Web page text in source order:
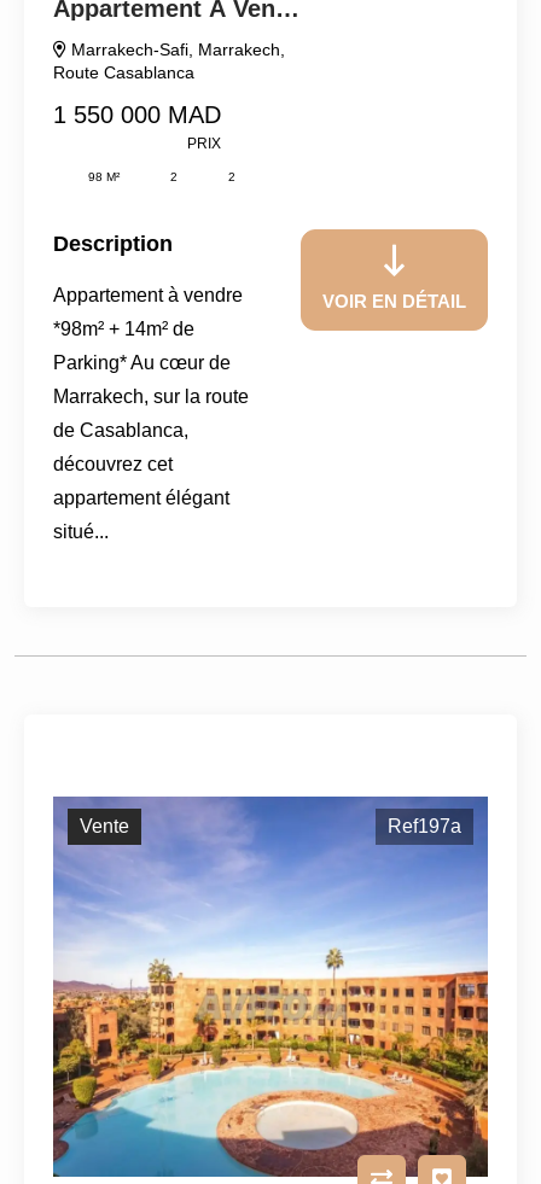
Appartement À Vendre
Marrakech-Safi Marrakech
Route Casablanca
1 550 000 MAD
PRIX
98 M² 2 2
Description
Appartement à vendre
*98m² + 14m² de
Parking* Au cœur de
Marrakech, sur la route
de Casablanca,
découvrez cet
appartement élégant
situé...
VOIR EN DÉTAIL
Vente Ref197a